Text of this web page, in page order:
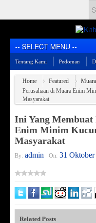
Tentang Kami Pedoman
Home Featured
Perusahaan di Muara Enim
Masyarakat
Ini Yang Membuat
Enim Minim
Masyarakat
By: admin On: 31
Related Posts